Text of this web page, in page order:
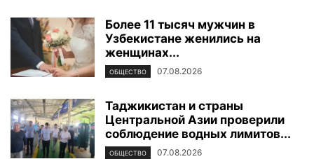
Более 11 тысяч мужчин в
Узбекистане женились на
женщинах...
ОБЩЕСТВО 07.08.2026
Таджикистан и страны
Центральной Азии проверили
соблюдение водных лимитов...
ОБЩЕСТВО 07.08.2026